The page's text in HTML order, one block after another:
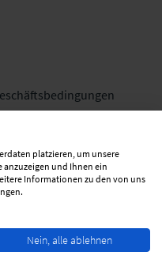
platzieren, um unsere
anzuzeigen und Ihnen ein
Informationen zu den von uns
Nein, alle ablehnen